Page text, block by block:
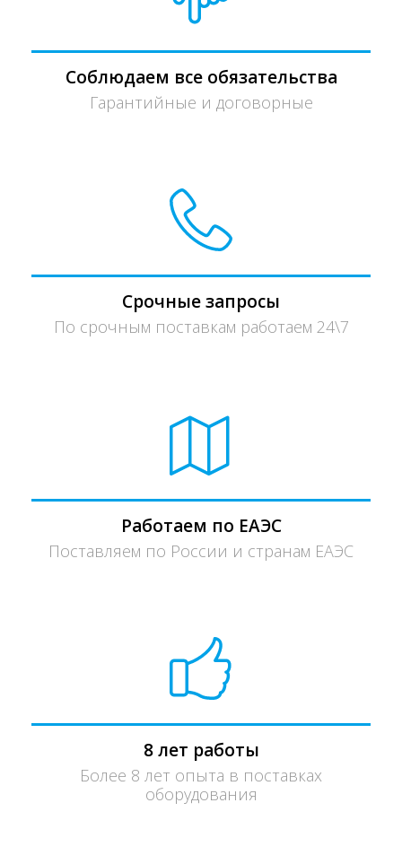
Соблюдаем все обязательства
Гарантийные и договорные
Срочные запросы
По срочным поставкам работаем 24\7
Работаем по ЕАЭС
Поставляем по России и странам ЕАЭС
8 лет работы
Более 8 лет опыта в поставках
оборудования